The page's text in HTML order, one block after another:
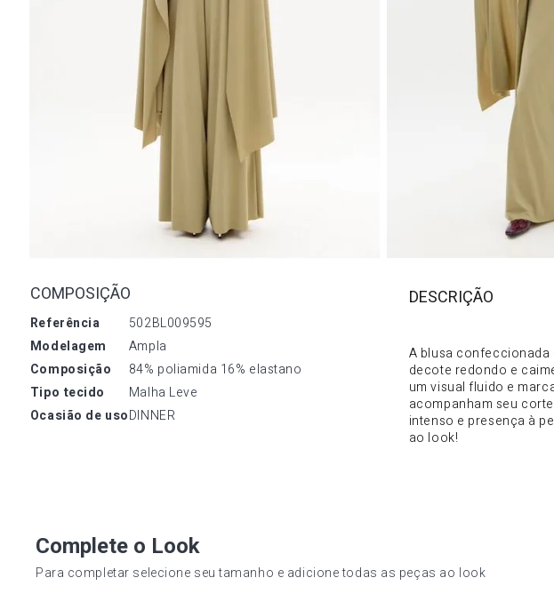
COMPOSIÇÃO
referência
502BL009595
modelagem
Ampla
composição
84% poliamida 16% elastano
tipo tecido
Malha Leve
ocasião de usoDINNER
A blusa confeccionada
decote redondo e
um visual fluido e
acompanham seu
intenso e presença à
ao look!
Complete o Look
Para completar selecione seu tamanho e adicione todas as peças ao look